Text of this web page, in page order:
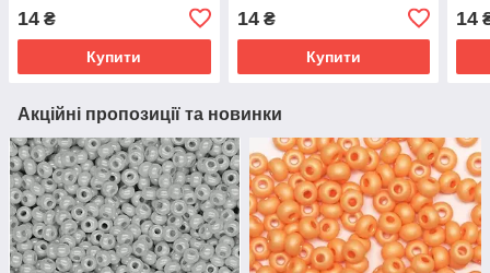
14 ₴
Купити
14₴
Купити
14
Акційні пропозиції та новинки